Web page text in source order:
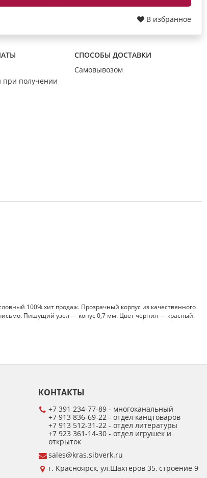
В избранное
при получении
СПОСОБЫ ДОСТАВКИ
Самовывозом
100% хит продаж. Прозрачный корпус из качественного
письмо. Пишущий узел — конус 0,7 мм. Цвет чернил — красный.
КОНТАКТЫ
+7 391 234-77-89 - многоканальный
+7 913 836-69-22 - отдел канцтоваров
+7 913 512-31-22 - отдел литературы
+7 923 361-14-30 - отдел игрушек и
открыток
sales@kras.sibverk.ru
г. Красноярск, ул.Шахтёров 35, строение 9